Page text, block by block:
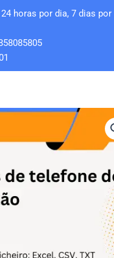
horas por dia, 7 dias por